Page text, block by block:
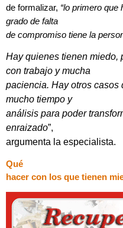
de formalizar, “lo primero que
grado de falta
de compromiso tiene la
Hay quienes tienen miedo,
con trabajo y mucha
paciencia. Hay otros
mucho tiempo y
análisis para poder
enraizado”,
argumenta la especialista.
Qué
hacer con los que tienen